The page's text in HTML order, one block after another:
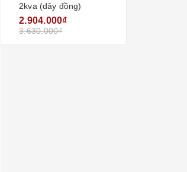
2kva (dây đồng)
2.904.000₫
3.630.000₫